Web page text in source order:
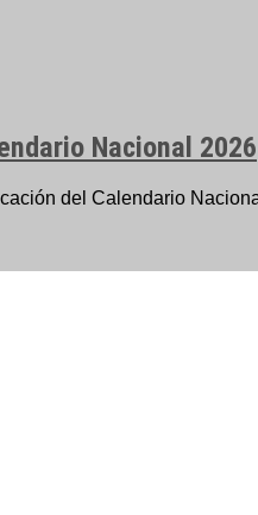
Nacional 2026
del Calendario